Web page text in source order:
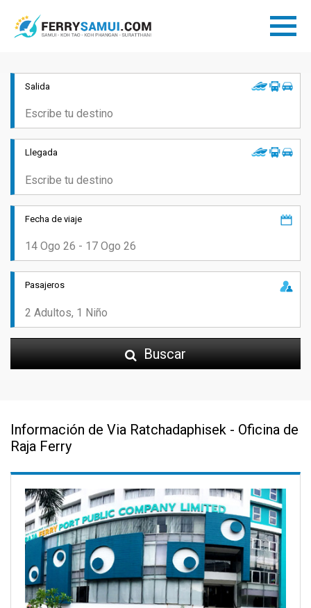
Salida
Llegada
Fecha de viaje
Pasajeros
Buscar
Información de Via Ratchadaphisek - Oficina de
Raja Ferry